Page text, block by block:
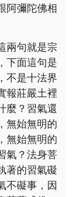
阿彌陀佛相
句就是宗
下面這句是
不是十法界
報莊嚴土裡
麼？習氣還
無始無明的
無始無明的
氣？法身菩
著的習氣礙
不礙事，因